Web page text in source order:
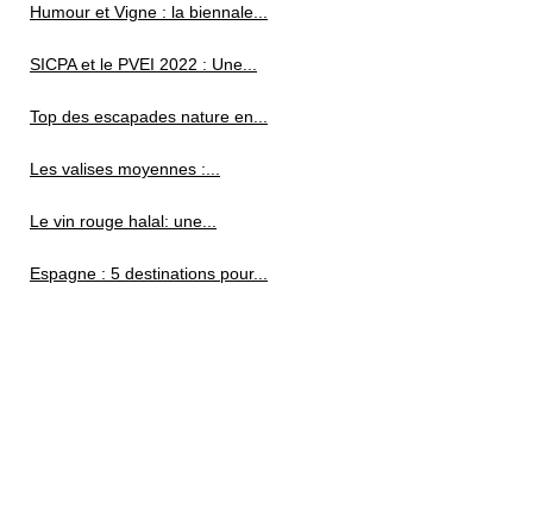
Humour et Vigne : la biennale...
SICPA et le PVEI 2022 : Une...
Top des escapades nature en...
Les valises moyennes :...
Le vin rouge halal: une...
Espagne : 5 destinations pour...